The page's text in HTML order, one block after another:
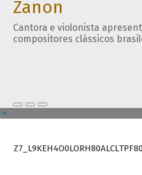
Zanon
Cantora e violonista
compositores clássicos